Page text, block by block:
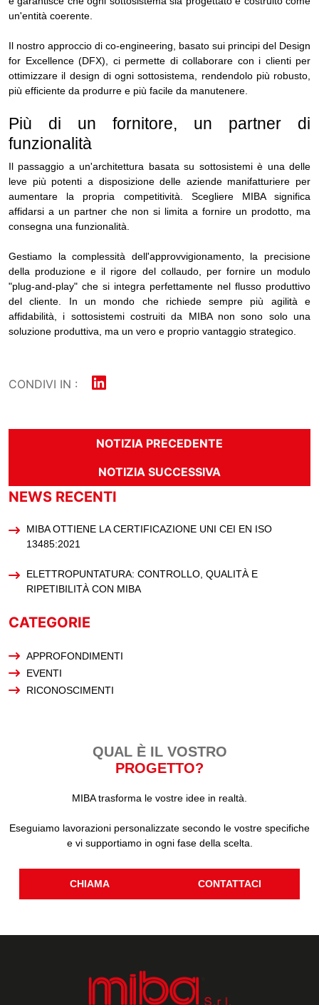
un'entità coerente.
Il nostro approccio di co-engineering, basato sui principi del Design
for Excellence (DFX), ci permette di collaborare con i clienti per
ottimizzare il design di ogni sottosistema, rendendolo più robusto,
più efficiente da produrre e più facile da manutenere.
Più di un fornitore, un partner di
funzionalità
Il passaggio a un'architettura basata su sottosistemi è una delle
leve più potenti a disposizione delle aziende manifatturiere per
aumentare la propria competitività. Scegliere MIBA significa
affidarsi a un partner che non si limita a fornire un prodotto, ma
consegna una funzionalità.
Gestiamo la complessità dell'approvvigionamento, la precisione
della produzione e il rigore del collaudo, per fornire un modulo
"plug-and-play" che si integra perfettamente nel flusso produttivo
del cliente. In un mondo che richiede sempre più agilità e
affidabilità, i sottosistemi costruiti da MIBA non sono solo una
soluzione produttiva, ma un vero e proprio vantaggio strategico.
CONDIVI IN :
NOTIZIA PRECEDENTE
NOTIZIA SUCCESSIVA
NEWS RECENTI
MIBA OTTIENE LA CERTIFICAZIONE UNI CEI EN ISO
13485:2021
ELETTROPUNTATURA: CONTROLLO, QUALITÀ E
RIPETIBILITÀ CON MIBA
CATEGORIE
APPROFONDIMENTI
EVENTI
RICONOSCIMENTI
QUAL È IL VOSTRO
PROGETTO?
MIBA trasforma le vostre idee in realtà.
Eseguiamo lavorazioni personalizzate secondo le vostre specifiche
e vi supportiamo in ogni fase della scelta.
CHIAMA CONTATTACI